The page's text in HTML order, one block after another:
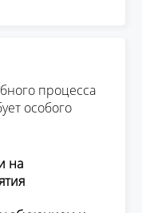
процесса
особого
на